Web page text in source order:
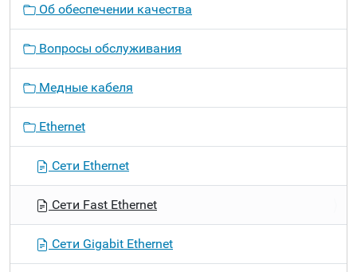
я
Об обеспечении качества
Вопросы обслуживания
Медные кабеля
Ethernet
Сети Ethernet
Сети Fast Ethernet
Сети Gigabit Ethernet